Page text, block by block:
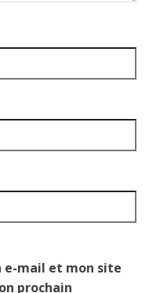
e-mail et mon site
prochain